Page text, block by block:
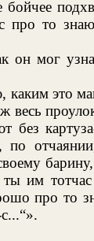
бойчее
про то
он мог
это
весь
без
ты им
про то